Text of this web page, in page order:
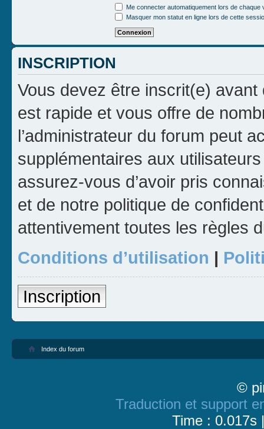
Me connecter automatiquement lors de chaque
Masquer mon statut en ligne lors de cette
INSCRIPTION
Vous devez être inscrit(e) avant
est rapide et vous offre de
l’administrateur du forum peut
supplémentaires aux
assurez-vous d’avoir pris
et de notre politique de
attentivement toutes les règles
Conditions d’utilisation |
Inscription
Index du forum
©
Traduction et support
Time : 0.017s